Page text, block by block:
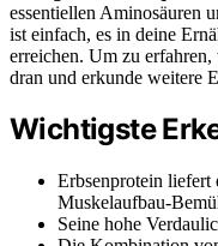
essentiellen Aminosäuren
ist einfach, es in deine
erreichen. Um zu erfahren,
dran und erkunde weitere
Wichtigste
Erbsenprotein liefert
Muskelaufbau-
Seine hohe